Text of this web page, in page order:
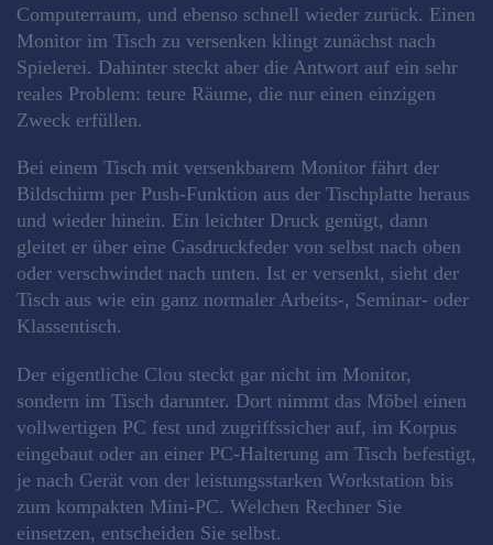
Computerraum, und ebenso schnell wieder zurück. Einen
Monitor im Tisch zu versenken klingt zunächst nach
Spielerei. Dahinter steckt aber die Antwort auf ein sehr
reales Problem: teure Räume, die nur einen einzigen
Zweck erfüllen.
Bei einem Tisch mit versenkbarem Monitor fährt der
Bildschirm per Push-Funktion aus der Tischplatte heraus
und wieder hinein. Ein leichter Druck genügt, dann
gleitet er über eine Gasdruckfeder von selbst nach oben
oder verschwindet nach unten. Ist er versenkt, sieht der
Tisch aus wie ein ganz normaler Arbeits-, Seminar- oder
Klassentisch.
Der eigentliche Clou steckt gar nicht im Monitor,
sondern im Tisch darunter. Dort nimmt das Möbel einen
vollwertigen PC fest und zugriffssicher auf, im Korpus
eingebaut oder an einer PC-Halterung am Tisch befestigt,
je nach Gerät von der leistungsstarken Workstation bis
zum kompakten Mini-PC. Welchen Rechner Sie
einsetzen, entscheiden Sie selbst.